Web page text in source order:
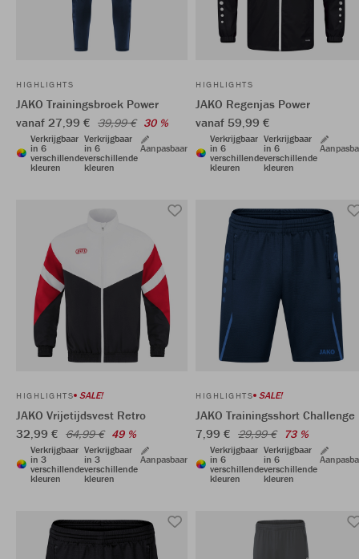
HIGHLIGHTS
JAKO Trainingsbroek Power
vanaf 27,99 € 39,99 € 30 %
Verkrijgbaar
in 6
verschillende
kleuren
Verkrijgbaar
in 6
verschillende
kleuren
Aanpasbaar
HIGHLIGHTS
JAKO Regenjas Power
vanaf 59,99 €
Verkrijgbaar
in 6
verschillende
kleuren
Verkrijgbaar
in 6
verschillende
kleuren
HIGHLIGHTS SALE!
JAKO Vrijetijdsvest Retro
32,99 € 64,99 € 49 %
Verkrijgbaar
in 3
verschillende
kleuren
Verkrijgbaar
in 3
verschillende
kleuren
Aanpasbaar
HIGHLIGHTS SALE!
JAKO Trainingsshort Challenge
7,99 € 29,99 € 73 %
Verkrijgbaar
in 6
verschillende
kleuren
Verkrijgbaar
in 6
verschillende
kleuren